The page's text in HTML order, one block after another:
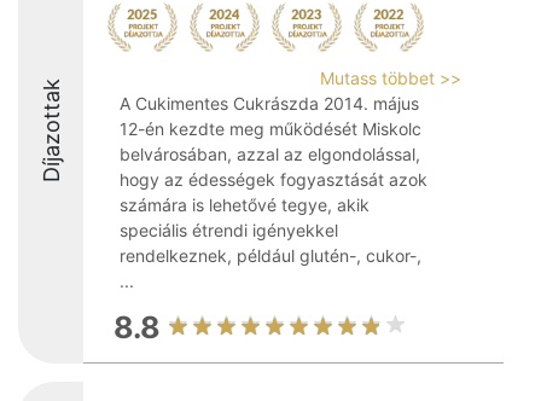
Díjazottak
Mutass többet >>
A Cukimentes Cukrászda 2014. május
12-én kezdte meg működését Miskolc
belvárosában, azzal az elgondolással,
hogy az édességek fogyasztását azok
számára is lehetővé tegye, akik
speciális étrendi igényekkel
rendelkeznek, például glutén-, cukor-,
...
8.8